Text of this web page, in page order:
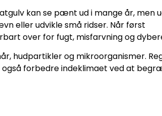
kan se pænt ud i mange år, men
eller udvikle små ridser. Når først
over for fugt, misfarvning og
hudpartikler og mikroorganismer.
også forbedre indeklimaet ved at